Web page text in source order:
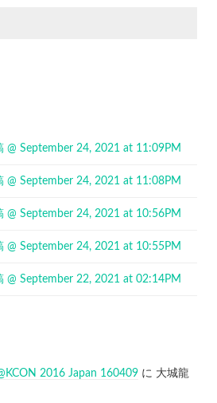
@ September 24, 2021 at 11:09PM
@ September 24, 2021 at 11:08PM
@ September 24, 2021 at 10:56PM
@ September 24, 2021 at 10:55PM
@ September 22, 2021 at 02:14PM
2016 Japan 160409 に 大城龍